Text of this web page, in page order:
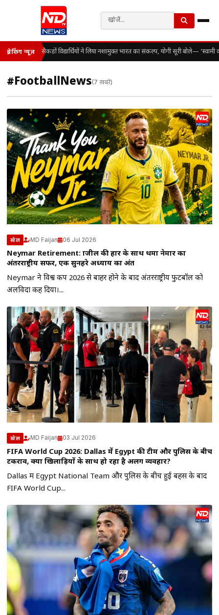
ब्रेकिंग न्यूज़ सैकड़ों विद्यार्थियों ने लिया नशामुक्त भारत का संकल्प, योगी सूरी बोले—
#FootballNews(7 खबरें)
खेल MD Faijan 06 Jul 2026
Neymar Retirement: ब्राजील की हार के साथ थमा नेमार का
अंतरराष्ट्रीय सफर, एक सुनहरे अध्याय का अंत
Neymar ने विश्व कप 2026 से बाहर होने के बाद अंतरराष्ट्रीय फुटबॉल को
अलविदा कह दिया।...
खेल MD Faijan 03 Jul 2026
FIFA World Cup 2026: Dallas में Egypt की टीम और पुलिस के बीच
टकराव, क्या खिलाड़ियों के साथ हो रहा है अलग व्यवहार?
Dallas में Egypt National Team और पुलिस के बीच हुई बहस के बाद
FIFA World Cup...